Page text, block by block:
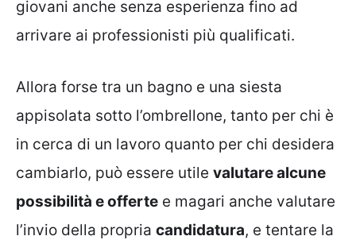
giovani anche senza esperienza fino ad
arrivare ai professionisti più qualificati.
Allora forse tra un bagno e una siesta
appisolata sotto l’ombrellone, tanto per chi è
in cerca di un lavoro quanto per chi desidera
cambiarlo, può essere utile valutare alcune
possibilità e offerte e magari anche valutare
l’invio della propria candidatura, e tentare la